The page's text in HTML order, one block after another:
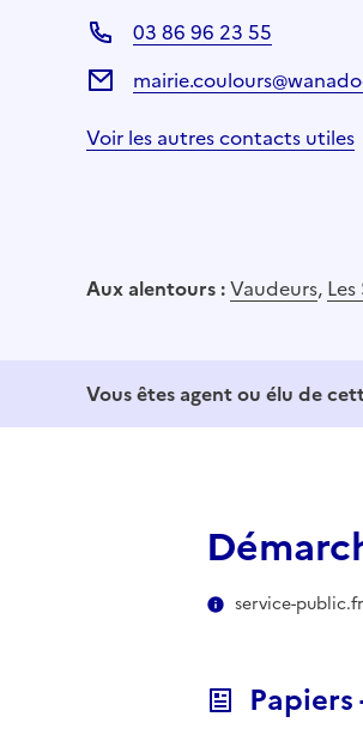
03 86 96 23 55
Voir les autres contacts utiles
Aux alentours :Vaudeurs, Les
Vous êtes agent ou élu de
service-
Papiers